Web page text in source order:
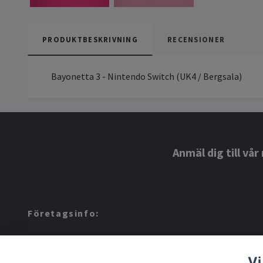
PRODUKTBESKRIVNING RECENSIONER
Bayonetta 3 - Nintendo Switch (UK4 / Bergsala)
Anmäl dig till
Företagsinfo: